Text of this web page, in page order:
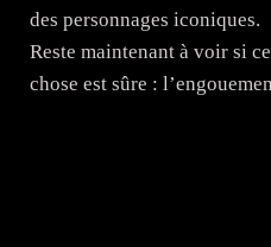
des personnages iconiques.
Reste maintenant à voir si
chose est sûre :